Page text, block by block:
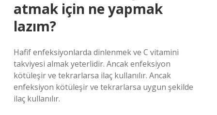
atmak için ne yapmak
lazım?
Hafif enfeksiyonlarda dinlenmek ve C vitamini
takviyesi almak yeterlidir. Ancak enfeksiyon
kötüleşir ve tekrarlarsa ilaç kullanılır. Ancak
enfeksiyon kötüleşir ve tekrarlarsa uygun şekilde
ilaç kullanılır.